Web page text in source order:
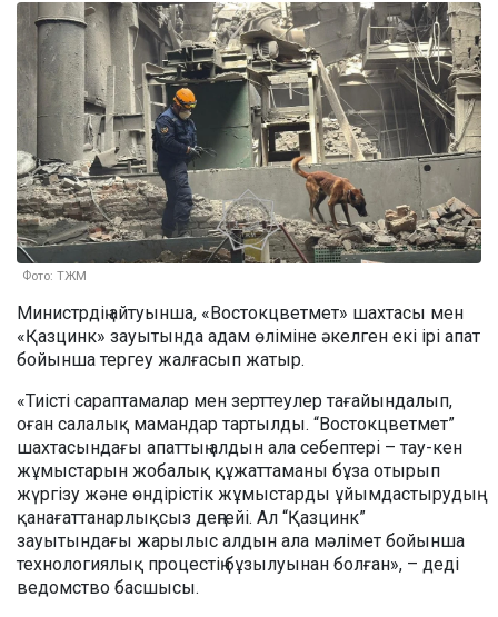
Фото: ТЖМ
Министрдің айтуынша, «Востокцветмет» шахтасы мен
«Қазцинк» зауытында адам өліміне әкелген екі ірі апат
бойынша тергеу жалғасып жатыр.
«Тиісті сараптамалар мен зерттеулер тағайындалып,
оған салалық мамандар тартылды. “Востокцветмет”
шахтасындағы апаттың алдын ала себептері – тау-кен
жұмыстарын жобалық құжаттаманы бұза отырып
жүргізу және өндірістік жұмыстарды ұйымдастырудың
қанағаттанарлықсыз деңгейі. Ал “Қазцинк”
зауытындағы жарылыс алдын ала мәлімет бойынша
технологиялық процестің бұзылуынан болған», – деді
ведомство басшысы.